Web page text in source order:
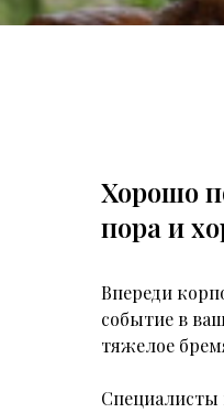
Хорошо
пора и
Впереди
событие в
тяжелое
Специалисты